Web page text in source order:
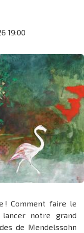
19:00
! Comment faire le
notre grand
de Mendelssohn